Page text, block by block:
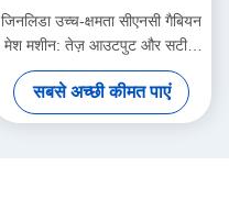
जिनलिडा उच्च-क्षमता सीएनसी गैबियन
मेश मशीन: तेज़ आउटपुट और सटीक
बुनाई का उत्तम संयोजन उत्पादकता
बढ़ाने के लिए
सबसे अच्छी कीमत पाएं